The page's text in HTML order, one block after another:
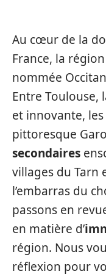
Au cœur de la
France, la
nommée
Entre Toulouse,
et innovante,
pittoresque
secondaires
villages du Tarn
l’embarras du
passons en
en matière d’
région. Nous
réflexion pour